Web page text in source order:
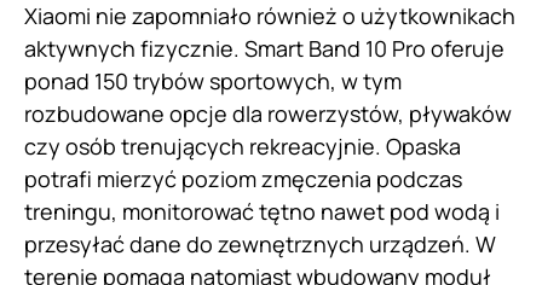
Xiaomi nie zapomniało również o użytkownikach
aktywnych fizycznie. Smart Band 10 Pro oferuje
ponad 150 trybów sportowych, w tym
rozbudowane opcje dla rowerzystów, pływaków
czy osób trenujących rekreacyjnie. Opaska
potrafi mierzyć poziom zmęczenia podczas
treningu, monitorować tętno nawet pod wodą i
przesyłać dane do zewnętrznych urządzeń. W
terenie pomaga natomiast wbudowany moduł